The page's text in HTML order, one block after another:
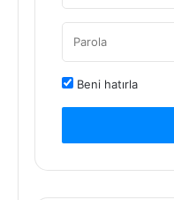
Beni hatırla